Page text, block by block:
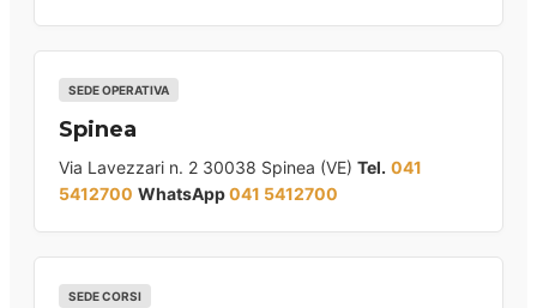
SEDE OPERATIVA
Spinea
Via Lavezzari n. 2 30038 Spinea (VE) Tel. 041
5412700 WhatsApp041 5412700
SEDE CORSI